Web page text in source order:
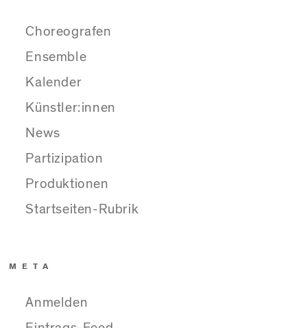
Choreografen
Ensemble
Kalender
Künstler:innen
News
Partizipation
Produktionen
Startseiten-Rubrik
META
Anmelden